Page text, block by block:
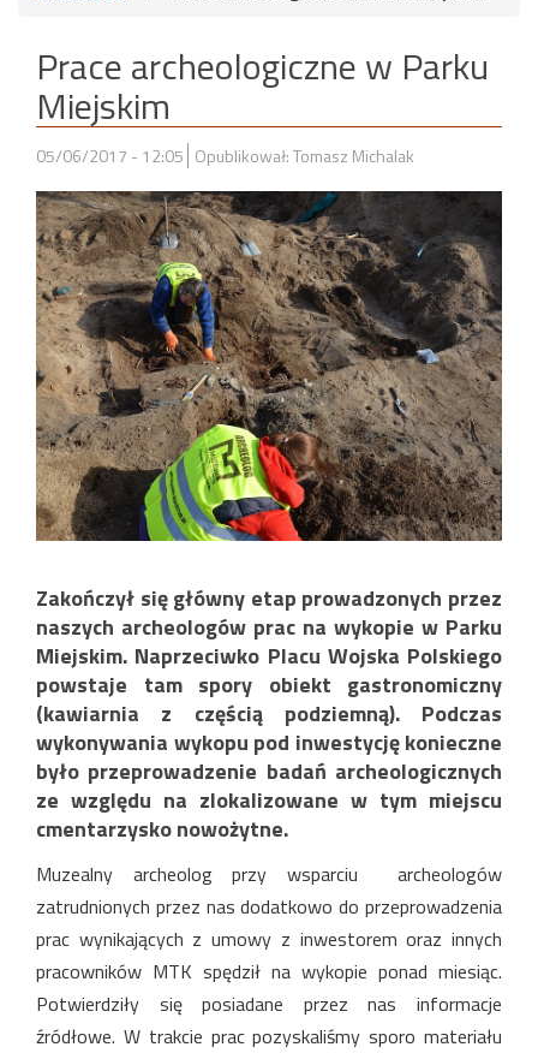
Prace archeologiczne w Parku
Miejskim
05/06/2017 - 12:05 Opublikował: Tomasz Michalak
Zakończył się główny etap prowadzonych przez
naszych archeologów prac na wykopie w Parku
Miejskim. Naprzeciwko Placu Wojska Polskiego
powstaje tam spory obiekt gastronomiczny
(kawiarnia z częścią podziemną). Podczas
wykonywania wykopu pod inwestycję konieczne
było przeprowadzenie badań archeologicznych
ze względu na zlokalizowane w tym miejscu
cmentarzysko nowożytne.
Muzealny archeolog przy wsparciu archeologów
zatrudnionych przez nas dodatkowo do przeprowadzenia
prac wynikających z umowy z inwestorem oraz innych
pracowników MTK spędził na wykopie ponad miesiąc.
Potwierdziły się posiadane przez nas informacje
źródłowe. W trakcie prac pozyskaliśmy sporo materiału